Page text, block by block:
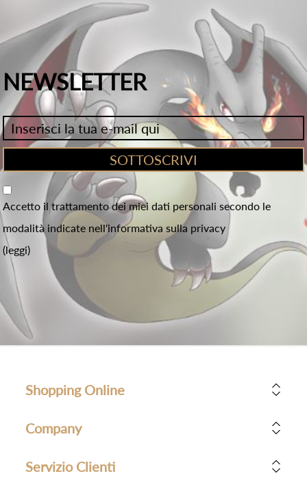
NEWSLETTER
Accetto il trattamento dei miei dati personali secondo le
modalità indicate nell'informativa sulla privacy
(leggi)
Shopping Online
Company
Servizio Clienti